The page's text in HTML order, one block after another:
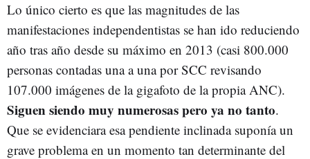
Lo único cierto es que las magnitudes de las
manifestaciones independentistas se han ido reduciendo
año tras año desde su máximo en 2013 (casi 800.000
personas contadas una a una por SCC revisando
107.000 imágenes de la gigafoto de la propia ANC).
Siguen siendo muy numerosas pero ya no tanto.
Que se evidenciara esa pendiente inclinada suponía un
grave problema en un momento tan determinante del